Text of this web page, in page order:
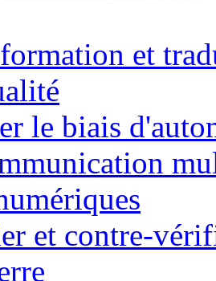
et
le biais
et contre-